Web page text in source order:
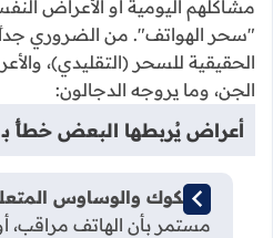
مشاكلهم اليومية أو الأعراض
"سحر الهواتف". من الضروري جداً
الحقيقية للسحر (التقليدي)،
الجن، وما يروجه الدجالون:
أعراض يُربطها البعض خطأً
الشكوك والوساوس
مستمر بأن الهاتف